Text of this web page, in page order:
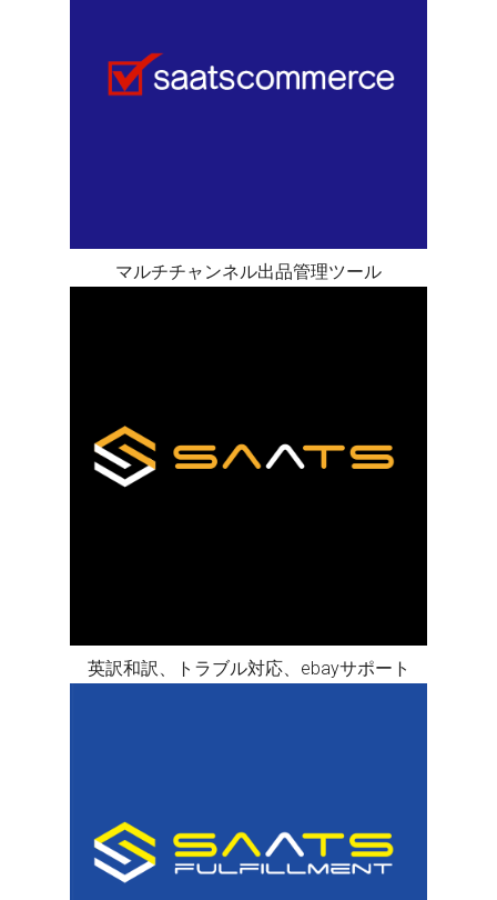
マルチチャンネル出品管理ツール
英訳和訳、トラブル対応、ebayサポート